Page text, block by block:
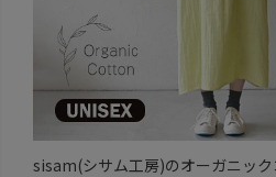
sisam(シサム工房)のオーガニッ